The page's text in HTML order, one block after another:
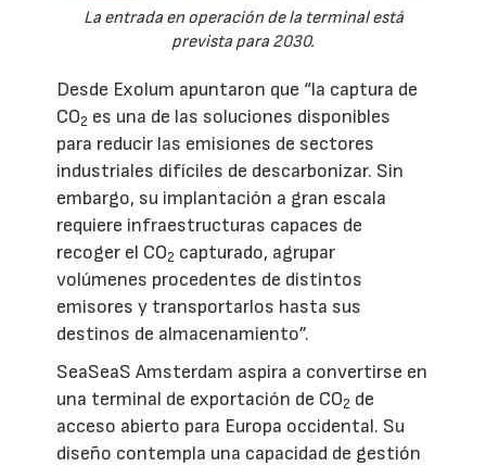
La entrada en operación de la terminal está
prevista para 2030.
Desde Exolum apuntaron que “la captura de
CO2 es una de las soluciones disponibles
para reducir las emisiones de sectores
industriales difíciles de descarbonizar. Sin
embargo, su implantación a gran escala
requiere infraestructuras capaces de
recoger el CO2 capturado, agrupar
volúmenes procedentes de distintos
emisores y transportarlos hasta sus
destinos de almacenamiento”.
SeaSeaS Amsterdam aspira a convertirse en
una terminal de exportación de CO2 de
acceso abierto para Europa occidental. Su
diseño contempla una capacidad de gestión